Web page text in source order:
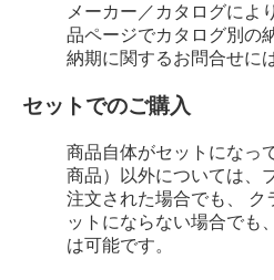
メーカー／カタログによ
品ページでカタログ別の
納期に関するお問合せに
セットでのご購入
商品自体がセットになっ
商品）以外については、
注文された場合でも、
ットにならない場合でも
は可能です。